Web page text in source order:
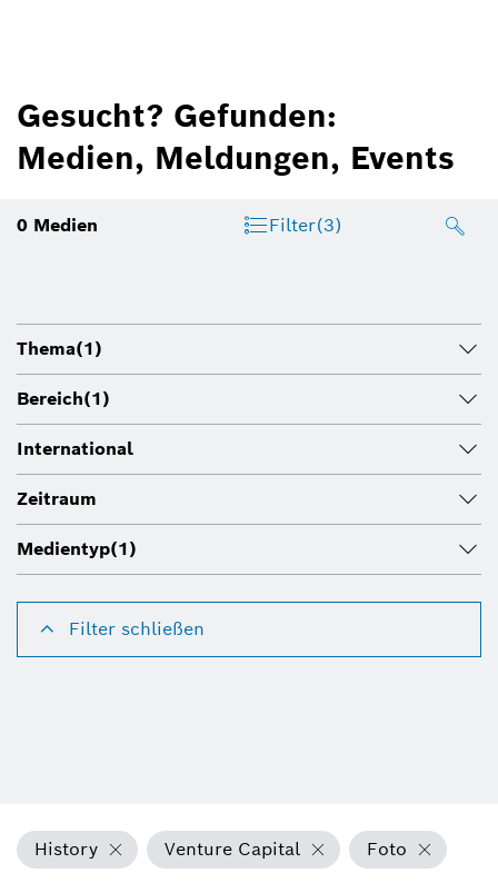
Gesucht? Gefunden:
Medien, Meldungen, Events
0 Medien Filter(3)
Thema(1)
Bereich(1)
International
Zeitraum
Medientyp(1)
Filter schließen
History Venture Capital Foto